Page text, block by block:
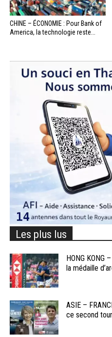
CHINE – ÉCONOMIE : Pour Bank of
America, la technologie reste...
Les plus lus
HONG KONG
la médaille
ASIE –
ce second